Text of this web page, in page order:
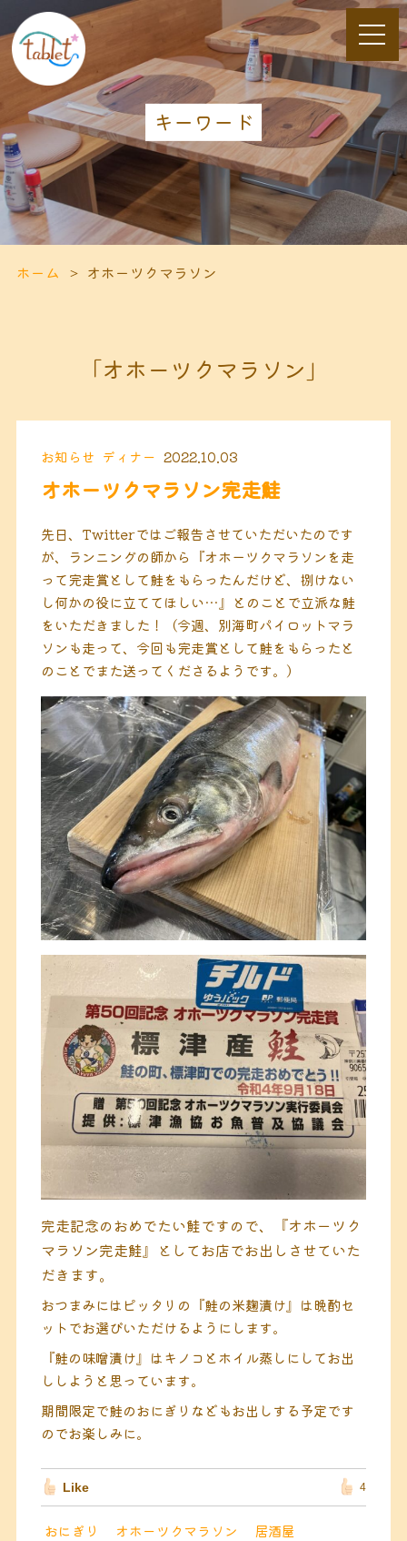
キーワード
ホーム オホーツクマラソン
「オホーツクマラソン」
お知らせ ディナー 2022.10.03
オホーツクマラソン完走鮭
先日、Twitterではご報告させていただいたのです
が、ランニングの師から『オホーツクマラソンを走
って完走賞として鮭をもらったんだけど、捌けない
し何かの役に立ててほしい…』とのことで立派な鮭
をいただきました！（今週、別海町パイロットマラ
ソンも走って、今回も完走賞として鮭をもらったと
のことでまた送ってくださるようです。）
完走記念のおめでたい鮭ですので、『オホーツク
マラソン完走鮭』としてお店でお出しさせていた
だきます。
おつまみにはピッタリの『鮭の米麹漬け』は晩酌セ
ットでお選びいただけるようにします。
『鮭の味噌漬け』はキノコとホイル蒸しにしてお出
ししようと思っています。
期間限定で鮭のおにぎりなどもお出しする予定です
のでお楽しみに。
Like 4
おにぎり オホーツクマラソン
居酒屋